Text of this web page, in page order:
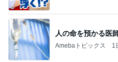
人の命を預かる医
Amebaトピックス 1